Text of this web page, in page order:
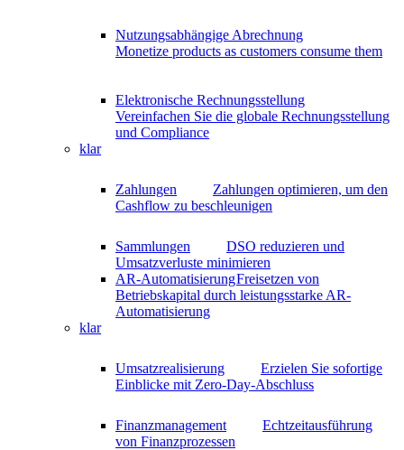
Nutzungsabhängige Abrechnung
Monetize products as customers consume them
Elektronische Rechnungsstellung
Vereinfachen Sie die globale Rechnungsstellung
und Compliance
klar
Zahlungen
Zahlungen optimieren, um den
Cashflow zu beschleunigen
Sammlungen
DSO reduzieren und
Umsatzverluste minimieren
AR-AutomatisierungFreisetzen von
Betriebskapital durch leistungsstarke AR-
Automatisierung
klar
Umsatzrealisierung
Erzielen Sie sofortige
Einblicke mit Zero-Day-Abschluss
Finanzmanagement
Echtzeitausführung
von Finanzprozessen